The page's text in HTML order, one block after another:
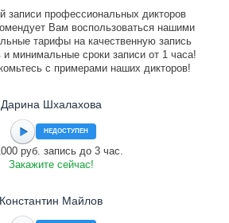
записи профессиональных дикторов
Вам воспользоваться нашими
тарифы на качественную запись
и минимальные сроки записи от 1 часа!
с примерами наших дикторов!
Дарина Шхалахова
НЕДОСТУПЕН
руб. запись до 3 час.
Закажите сейчас!
Константин Майлов